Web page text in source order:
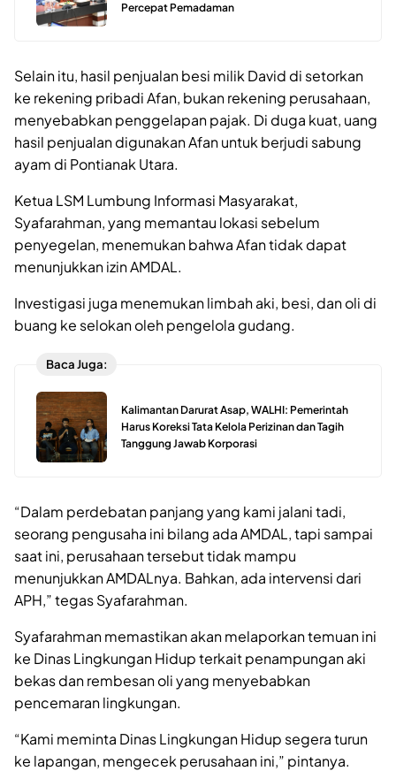
Percepat Pemadaman
Selain itu, hasil penjualan besi milik David di setorkan
ke rekening pribadi Afan, bukan rekening perusahaan,
menyebabkan penggelapan pajak. Di duga kuat, uang
hasil penjualan digunakan Afan untuk berjudi sabung
ayam di Pontianak Utara.
Ketua LSM Lumbung Informasi Masyarakat,
Syafarahman, yang memantau lokasi sebelum
penyegelan, menemukan bahwa Afan tidak dapat
menunjukkan izin AMDAL.
Investigasi juga menemukan limbah aki, besi, dan oli di
buang ke selokan oleh pengelola gudang.
Baca Juga:
Kalimantan Darurat Asap, WALHI: Pemerintah
Harus Koreksi Tata Kelola Perizinan dan Tagih
Tanggung Jawab Korporasi
“Dalam perdebatan panjang yang kami jalani tadi,
seorang pengusaha ini bilang ada AMDAL, tapi sampai
saat ini, perusahaan tersebut tidak mampu
menunjukkan AMDALnya. Bahkan, ada intervensi dari
APH,” tegas Syafarahman.
Syafarahman memastikan akan melaporkan temuan ini
ke Dinas Lingkungan Hidup terkait penampungan aki
bekas dan rembesan oli yang menyebabkan
pencemaran lingkungan.
“Kami meminta Dinas Lingkungan Hidup segera turun
ke lapangan, mengecek perusahaan ini,” pintanya.